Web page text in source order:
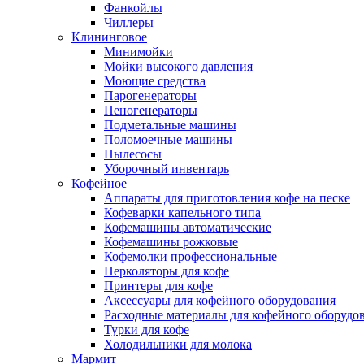
Фанкойлы
Чиллеры
Клининговое
Минимойки
Мойки высокого давления
Моющие средства
Парогенераторы
Пеногенераторы
Подметальные машины
Поломоечные машины
Пылесосы
Уборочный инвентарь
Кофейное
Аппараты для приготовления кофе на песке
Кофеварки капельного типа
Кофемашины автоматические
Кофемашины рожковые
Кофемолки профессиональные
Перколяторы для кофе
Принтеры для кофе
Аксессуары для кофейного оборудования
Расходные материалы для кофейного
Турки для кофе
Холодильники для молока
Мармит